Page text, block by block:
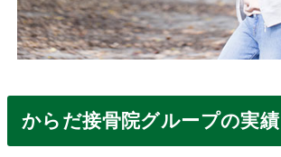
からだ接骨院グループの実績